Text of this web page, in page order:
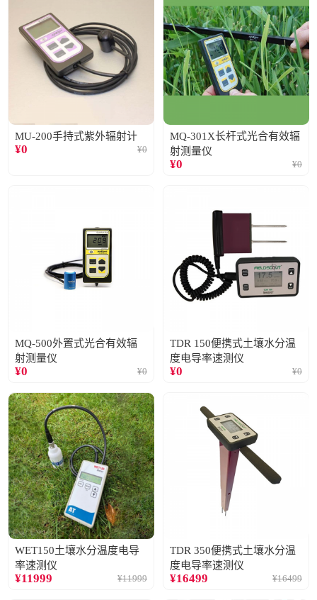
MU-200手持式紫外辐射计
¥0 ¥0
MQ-301X长杆式光合有效辐
射测量仪
¥0 ¥0
MQ-500外置式光合有效辐
射测量仪
¥0 ¥0
TDR 150便携式土壤水分温
度电导率速测仪
¥0 ¥0
WET150土壤水分温度电导
率速测仪
¥11999 ¥11999
TDR 350便携式土壤水分温
度电导率速测仪
¥16499 ¥16499